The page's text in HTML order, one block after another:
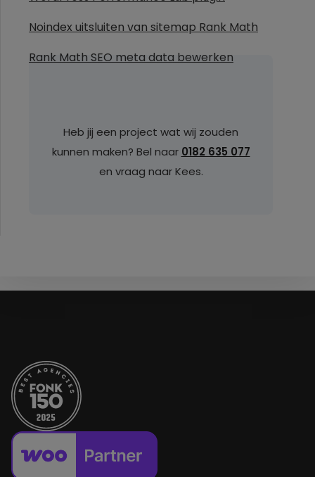
Noindex uitsluiten van sitemap Rank Math
Rank Math SEO meta data bewerken
Heb jij een project wat wij zouden
kunnen maken? Bel naar 0182 635 077
en vraag naar Kees.